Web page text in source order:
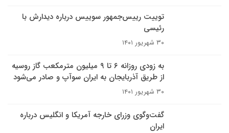
توییت رییس‌جمهور سوییس درباره دیدارش با
رئیسی
۳۰ شهریور ۱۴۰۱
به زودی روزانه ۶ تا ۹ میلیون مترمکعب گاز ‎روسیه
از طریق آذربایجان به ایران سوآپ و صادر می‌شود
۳۰ شهریور ۱۴۰۱
گفت‌وگوی وزرای خارجه آمریکا و انگلیس درباره
ایران